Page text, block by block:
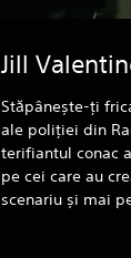
Jill
Stăpânește-ți
ale poliției din
terifiantul conac
pe cei care au
scenariu și mai